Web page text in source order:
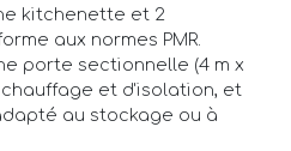
kitchenette et 2
aux normes PMR.
porte sectionnelle (4 m x
chauffage et d'isolation, et
au stockage ou à